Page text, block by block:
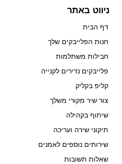
ניווט באתר
דף הבית
חנות הפלייבקים שלך
חבילות משתלמות
פלייבקים נדירים לקנייה
קליפ בקליק
צור שיר מקורי משלך
שיתוף בקהילה
תיקוני שירה ועריכה
שירותים נוספים לאמנים
שאלות תשובות